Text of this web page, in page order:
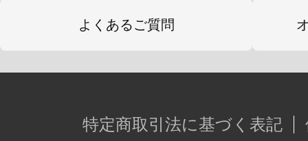
報量を誇る『飛鉄塊 銀鶏[塗仏]』を
※本商品の組み立てには接着剤が必
よくあるご質問
特定商取引法に基づく表記